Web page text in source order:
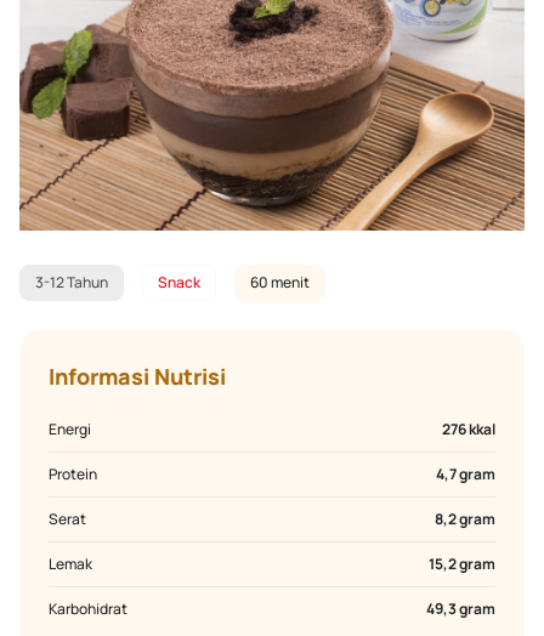
3-12 Tahun Snack 60 menit
Informasi Nutrisi
Energi 276 kkal
Protein 4,7 gram
Serat 8,2 gram
Lemak 15,2 gram
Karbohidrat 49,3 gram